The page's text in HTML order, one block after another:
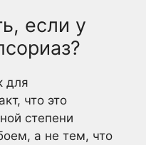
если у
для
что это
степени
а не тем, что